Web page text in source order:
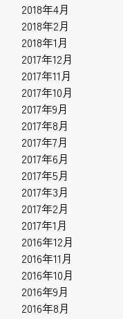
2018年4月
2018年2月
2018年1月
2017年12月
2017年11月
2017年10月
2017年9月
2017年8月
2017年7月
2017年6月
2017年5月
2017年3月
2017年2月
2017年1月
2016年12月
2016年11月
2016年10月
2016年9月
2016年8月